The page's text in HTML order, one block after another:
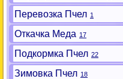
Перевозка Пчел 1
Откачка Меда 17
Подкормка Пчел 22
Зимовка Пчел 18